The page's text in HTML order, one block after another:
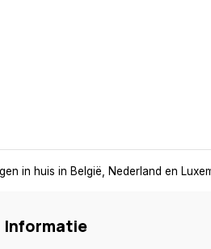
in huis in België, Nederland en
Informatie